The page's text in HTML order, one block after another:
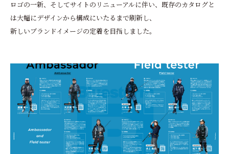
ロゴの一新、そしてサイトのリニューアルに伴い、既存のカタログと
は大幅にデザインから構成にいたるまで刷新し、
新しいブランドイメージの定着を目指しました。